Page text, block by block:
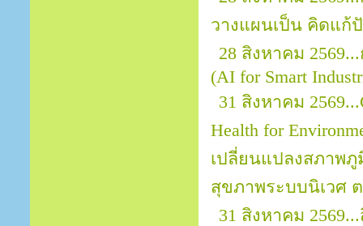
วางแผนเป็น คิดแก้ปั
28 สิงหาคม
(AI for Smart
31 สิงหาคม
Health for
เปลี่ยนแปลงสภาพ
สุขภาพระบบนิเวศ
31 สิงหาคม